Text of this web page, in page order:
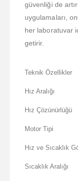
güvenliği de
uygulamaları,
her laboratuvar
getirir.
Teknik Özellikler
Hız Aralığı
Hız Çözünürlüğü
Motor Tipi
Hız ve Sıcaklık
Sıcaklık Aralığı